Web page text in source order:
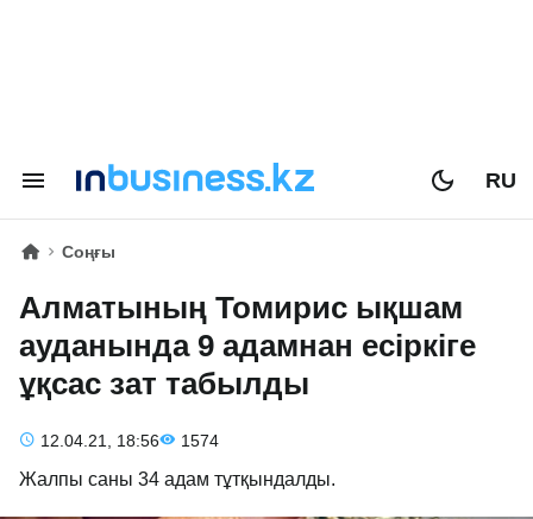
RU
Соңғы
Алматының Томирис ықшам
ауданында 9 адамнан есіркіге
ұқсас зат табылды
12.04.21, 18:56 1574
Жалпы саны 34 адам тұтқындалды.